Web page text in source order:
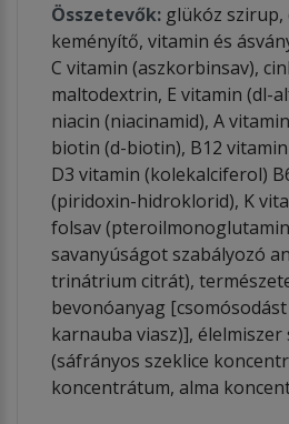
Összetevők: glükóz
keményítő, vitamin és
C vitamin (aszkorbinsav),
maltodextrin, E vitamin (dl-
niacin (niacinamid), A
biotin (d-biotin), B12
D3 vitamin (kolekalciferol)
(piridoxin-hidroklorid), K
folsav
savanyúságot szabályozó
trinátrium citrát),
bevonóanyag
karnauba viasz)], élelmiszer
(sáfrányos szeklice
koncentrátum, alma